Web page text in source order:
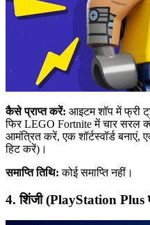
कैसे प्राप्त करें: आइटम शॉप में फ्री
फिर LEGO Fortnite में चार सरल
आमंत्रित करें, एक शॉर्टस्वॉर्ड बनाएं,
हिट करें)।
समाप्ति तिथि: कोई समाप्ति नहीं।
4. शिंजी (PlayStation Plus